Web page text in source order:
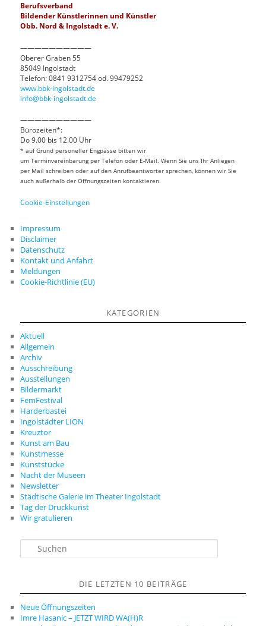
Berufsverband
Bildender Künstlerinnen und Künstler
Obb. Nord & Ingolstadt e. V.
——————————
Oberer Graben 55
85049 Ingolstadt
Telefon: 0841 9312754 od. 99479252
www.bbk-ingolstadt.de
info@bbk-ingolstadt.de
——————————
Bürozeiten*:
Do 9.00 bis 12.00 Uhr
* auf Grund personeller Engpässe bitten wir
um Terminvereinbarung per Telefon oder E-Mail. Wenn Sie uns Ihr Anliegen
per Mail schreiben oder auf den Anrufbeantworter sprechen, können wir Sie
auch außerhalb der Öffnungszeiten kontaktieren.
Cookie-Einstellungen
Impressum
Disclaimer
Datenschutz
Kontakt und Anfahrt
Meldungen
Cookie-Richtlinie (EU)
KATEGORIEN
Aktuell
Allgemein
Archiv
Ausschreibung
Ausstellungen
Bildermarkt
FemFestival
Harderbastei
Ingolstädter LION
Kreuztor
Kunst am Bau
Kunstmesse
Kunststücke
Nacht der Museen
Newsletter
Städtische Galerie im Theater Ingolstadt
Tag der Druckkunst
Wir gratulieren
n
DIE LETZTEN 10 BEITRÄGE
Neue Öffnungszeiten
Imre Hasanic – JETZT WIRD WA(H)R